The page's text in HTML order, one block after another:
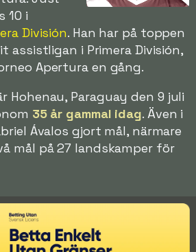
10 i
División. Han har på toppen
assistligan i Primera División,
Apertura en gång.
Hohenau, Paraguay den 9 juli
35 år gammal idag. Även i
Ávalos gjort mål, närmare
mål på 27 landskamper för